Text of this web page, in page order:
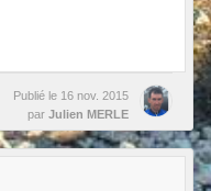
Publié le 16 nov. 2015
par Julien MERLE